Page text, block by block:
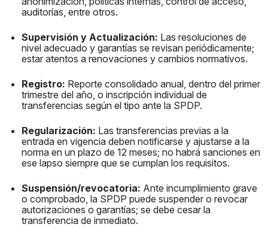
auditorías, entre otros.
Supervisión y Actualización: Las resoluciones de
nivel adecuado y garantías se revisan periódicamente;
estar atentos a renovaciones y cambios normativos.
Registro: Reporte consolidado anual, dentro del primer
trimestre del año, o inscripción individual de
transferencias según el tipo ante la SPDP.
Regularización: Las transferencias previas a la
entrada en vigencia deben notificarse y ajustarse a la
norma en un plazo de 12 meses; no habrá sanciones en
ese lapso siempre que se cumplan los requisitos.
Suspensión/revocatoria: Ante incumplimiento grave
o comprobado, la SPDP puede suspender o revocar
autorizaciones o garantías; se debe cesar la
transferencia de inmediato.